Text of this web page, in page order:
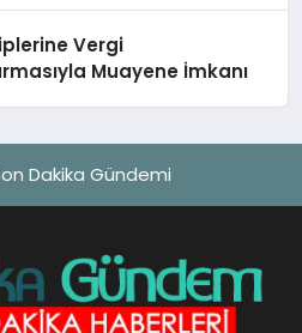
Vergi
Muayene İmkanı
Dakika Gündemi